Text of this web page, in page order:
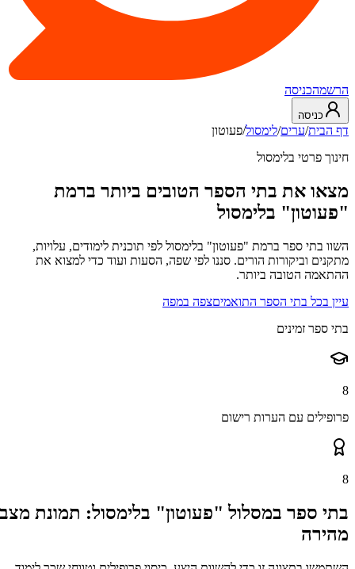
הרשמהכניסה
כניסה
דף הבית/ערים/לימסול/פעוטון
חינוך פרטי בלימסול
מצאו את בתי הספר הטובים ביותר ברמת
"פעוטון" בלימסול
השוו בתי ספר ברמת "פעוטון" בלימסול לפי תוכנית לימודים, עלויות,
מתקנים וביקורות הורים. סננו לפי שפה, הסעות ועוד כדי למצוא את
ההתאמה הטובה ביותר.
עיין בכל בתי הספר התואמיםצפה במפה
בתי ספר זמינים
פרופילים עם הערות רישום
בתי ספר במסלול "פעוטון" בלימסול: תמונת מצב
מהירה